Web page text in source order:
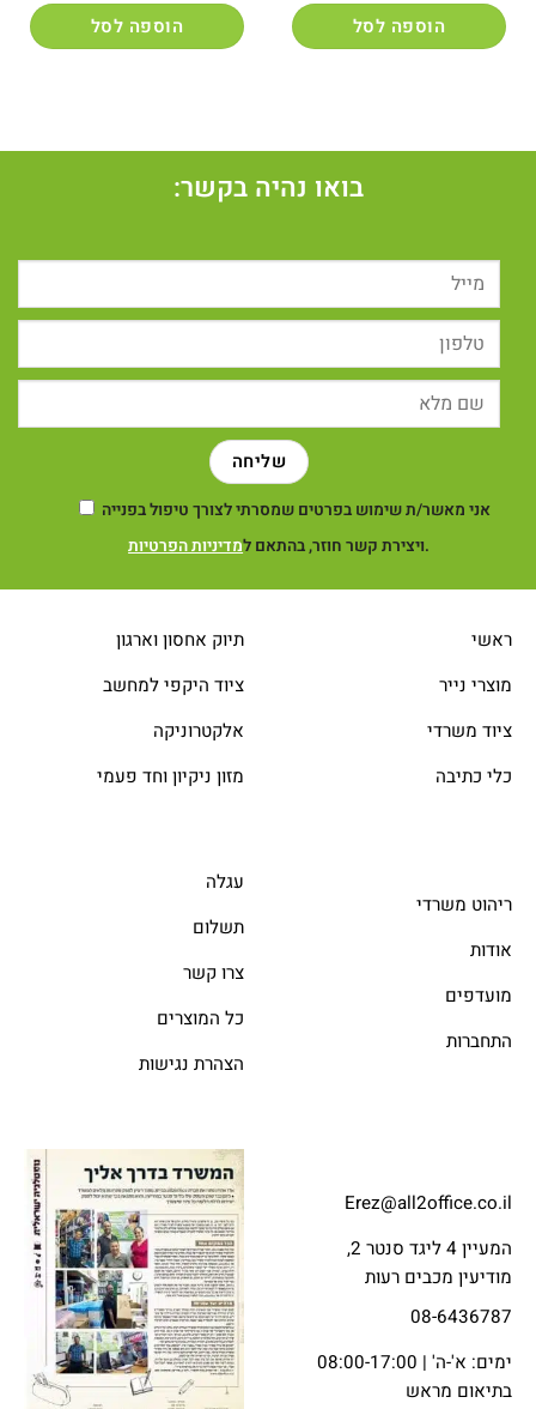
הוספה לסל הוספה לסל
בואו נהיה בקשר:
אני מאשר/ת שימוש בפרטים שמסרתי לצורך טיפול בפנייה
ויצירת קשר חוזר, בהתאם למדיניות הפרטיות .
ראשי
מוצרי נייר
ציוד משרדי
כלי כתיבה
תיוק אחסון וארגון
ציוד היקפי למחשב
אלקטרוניקה
מזון ניקיון וחד פעמי
ריהוט משרדי
אודות
מועדפים
התחברות
עגלה
תשלום
צרו קשר
כל המוצרים
הצהרת נגישות
Erez@all2office.co.il
המעיין 4 ליגד סנטר 2,
מודיעין מכבים רעות
08-6436787
ימים: א'-ה' | 08:00-17:00
בתיאום מראש